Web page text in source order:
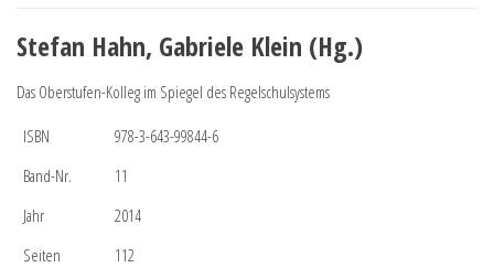
Stefan Hahn, Gabriele Klein (Hg.)
Das Oberstufen-Kolleg im Spiegel des Regelschulsystems
ISBN
978-3-643-99844-6
Band-Nr.
11
Jahr
2014
Seiten
112